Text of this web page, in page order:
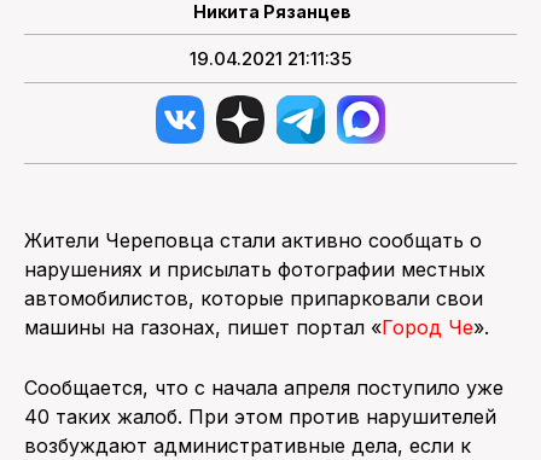
Интересное
Новости кино и ТВ
Новости России
Политика
О НАС
ПОИСК ПО САЙТУ
Никита Рязанцев
19.04.2021 21:11:35
Жители Череповца стали активно сообщать о
нарушениях и присылать фотографии местных
автомобилистов, которые припарковали свои
машины на газонах, пишет портал «Город Че».
Сообщается, что с начала апреля поступило уже
40 таких жалоб. При этом против нарушителей
возбуждают административные дела, если к